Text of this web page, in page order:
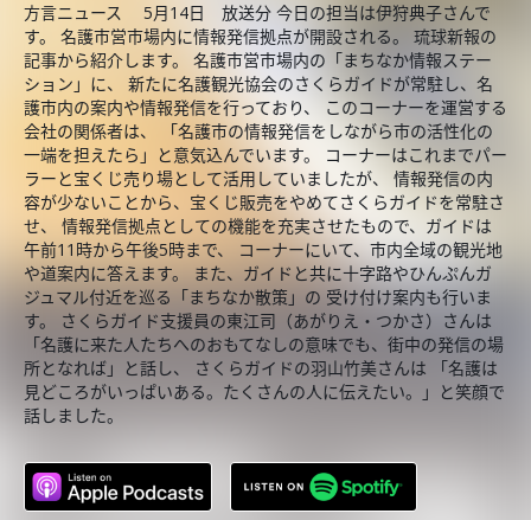
方言ニュース 5月14日 放送分 今日の担当は伊狩典子さんで
す。 名護市営市場内に情報発信拠点が開設される。 琉球新報の
記事から紹介します。 名護市営市場内の「まちなか情報ステー
ション」に、 新たに名護観光協会のさくらガイドが常駐し、名
護市内の案内や情報発信を行っており、 このコーナーを運営する
会社の関係者は、 「名護市の情報発信をしながら市の活性化の
一端を担えたら」と意気込んでいます。 コーナーはこれまでパー
ラーと宝くじ売り場として活用していましたが、 情報発信の内
容が少ないことから、宝くじ販売をやめてさくらガイドを常駐さ
せ、 情報発信拠点としての機能を充実させたもので、ガイドは
午前11時から午後5時まで、 コーナーにいて、市内全域の観光地
や道案内に答えます。 また、ガイドと共に十字路やひんぷんガ
ジュマル付近を巡る「まちなか散策」の 受け付け案内も行いま
す。 さくらガイド支援員の東江司（あがりえ・つかさ）さんは
「名護に来た人たちへのおもてなしの意味でも、街中の発信の場
所となれば」と話し、 さくらガイドの羽山竹美さんは 「名護は
見どころがいっぱいある。たくさんの人に伝えたい。」と笑顔で
話しました。